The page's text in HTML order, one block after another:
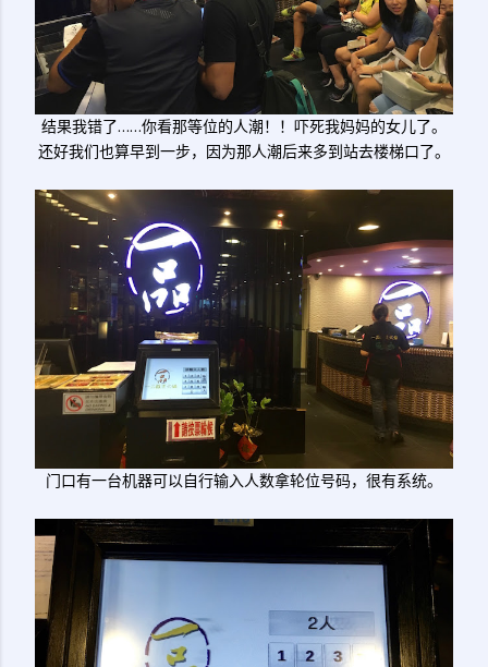
结果我错了……你看那等位的人潮！！吓死我妈妈的女儿了。
还好我们也算早到一步，因为那人潮后来多到站去楼梯口了。
门口有一台机器可以自行输入人数拿轮位号码，很有系统。